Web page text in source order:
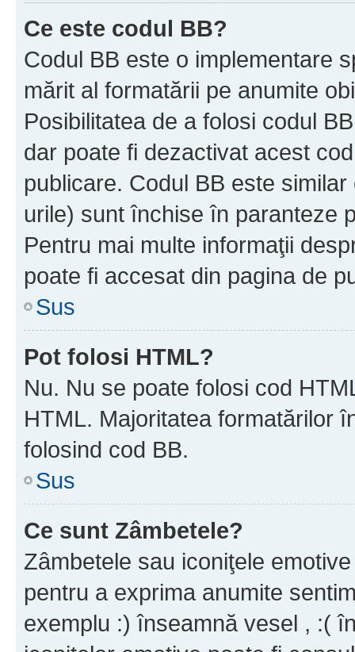
Ce este codul BB?
Codul BB este o implementare
mărit al formatării pe anumite
Posibilitatea de a folosi codul
dar poate fi dezactivat acest
publicare. Codul BB este
urile) sunt închise în paranteze
Pentru mai multe informaţii
poate fi accesat din pagina de
Sus
Pot folosi HTML?
Nu. Nu se poate folosi cod
HTML. Majoritatea formatărilor
folosind cod BB.
Sus
Ce sunt Zâmbetele?
Zâmbetele sau iconiţele
pentru a exprima anumite
exemplu :) înseamnă vesel , :(